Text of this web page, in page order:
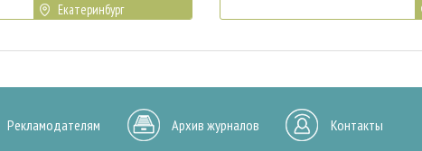
Екатеринбург
Рекламодателям Архив журналов Контакты